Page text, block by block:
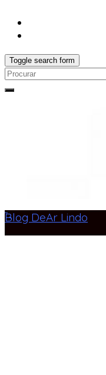
Toggle search form
Search
Blog DeAr Lindo